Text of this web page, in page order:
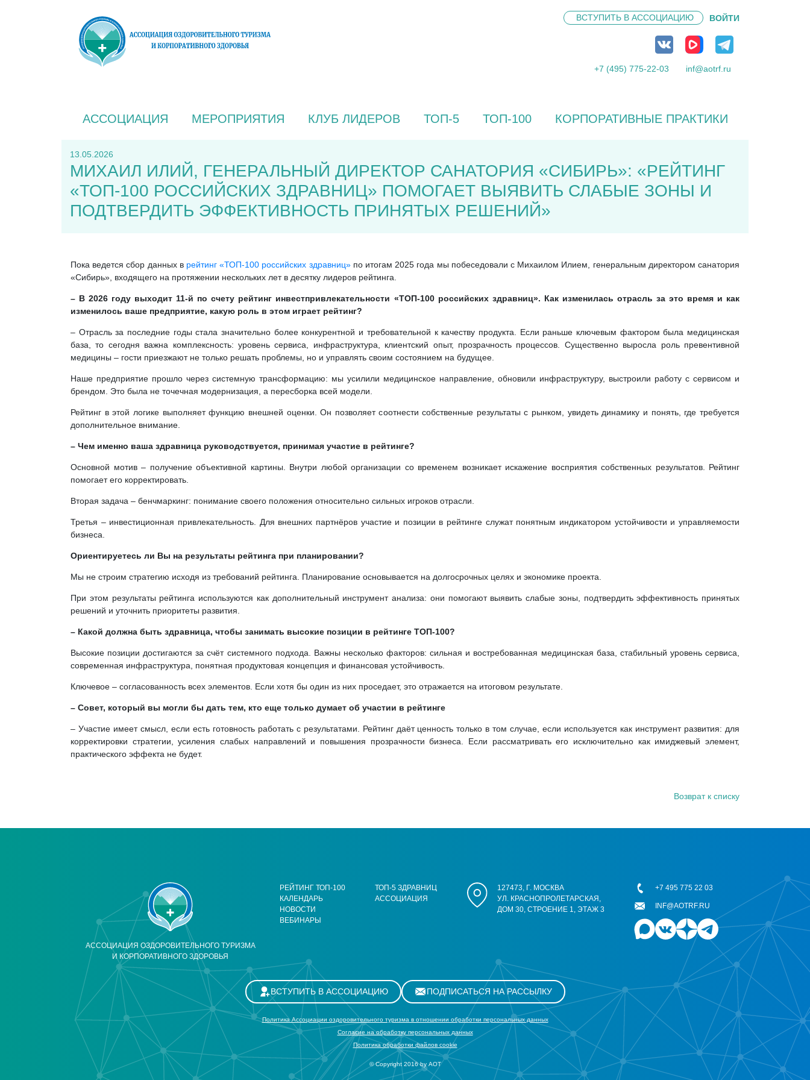
ВСТУПИТЬ В АССОЦИАЦИЮ ВОЙТИ
+7 (495) 775-22-03 inf@aotrf.ru
АССОЦИАЦИЯ МЕРОПРИЯТИЯ КЛУБ ЛИДЕРОВ ТОП-5 ТОП-100 КОРПОРАТИВНЫЕ ПРАКТИКИ
13.05.2026
МИХАИЛ ИЛИЙ, ГЕНЕРАЛЬНЫЙ ДИРЕКТОР САНАТОРИЯ «СИБИРЬ»: «РЕЙТИНГ
«ТОП-100 РОССИЙСКИХ ЗДРАВНИЦ» ПОМОГАЕТ ВЫЯВИТЬ СЛАБЫЕ ЗОНЫ И
ПОДТВЕРДИТЬ ЭФФЕКТИВНОСТЬ ПРИНЯТЫХ РЕШЕНИЙ»
Пока ведется сбор данных в рейтинг «ТОП-100 российских здравниц»по итогам 2025 года мы побеседовали с Михаилом Илием, генеральным директором санатория
«Сибирь», входящего на протяжении нескольких лет в десятку лидеров рейтинга.
– В 2026 году выходит 11-й по счету рейтинг инвестпривлекательности «ТОП-100 российских здравниц». Как изменилась отрасль за это время и как
изменилось ваше предприятие, какую роль в этом играет рейтинг?
– Отрасль за последние годы стала значительно более конкурентной и требовательной к качеству продукта. Если раньше ключевым фактором была медицинская
база, то сегодня важна комплексность: уровень сервиса, инфраструктура, клиентский опыт, прозрачность процессов. Существенно выросла роль превентивной
медицины – гости приезжают не только решать проблемы, но и управлять своим состоянием на будущее.
Наше предприятие прошло через системную трансформацию: мы усилили медицинское направление, обновили инфраструктуру, выстроили работу с сервисом и
брендом. Это была не точечная модернизация, а пересборка всей модели.
Рейтинг в этой логике выполняет функцию внешней оценки. Он позволяет соотнести собственные результаты с рынком, увидеть динамику и понять, где требуется
дополнительное внимание.
– Чем именно ваша здравница руководствуется, принимая участие в рейтинге?
Основной мотив – получение объективной картины. Внутри любой организации со временем возникает искажение восприятия собственных результатов. Рейтинг
помогает его корректировать.
Вторая задача – бенчмаркинг: понимание своего положения относительно сильных игроков отрасли.
Третья – инвестиционная привлекательность. Для внешних партнёров участие и позиции в рейтинге служат понятным индикатором устойчивости и управляемости
бизнеса.
Ориентируетесь ли Вы на результаты рейтинга при планировании?
Мы не строим стратегию исходя из требований рейтинга. Планирование основывается на долгосрочных целях и экономике проекта.
При этом результаты рейтинга используются как дополнительный инструмент анализа: они помогают выявить слабые зоны, подтвердить эффективность принятых
решений и уточнить приоритеты развития.
– Какой должна быть здравница, чтобы занимать высокие позиции в рейтинге ТОП-100?
Высокие позиции достигаются за счёт системного подхода. Важны несколько факторов: сильная и востребованная медицинская база, стабильный уровень сервиса,
современная инфраструктура, понятная продуктовая концепция и финансовая устойчивость.
Ключевое – согласованность всех элементов. Если хотя бы один из них проседает, это отражается на итоговом результате.
– Совет, который вы могли бы дать тем, кто еще только думает об участии в рейтинге
– Участие имеет смысл, если есть готовность работать с результатами. Рейтинг даёт ценность только в том случае, если используется как инструмент развития: для
корректировки стратегии, усиления слабых направлений и повышения прозрачности бизнеса. Если рассматривать его исключительно как имиджевый элемент,
практического эффекта не будет.
Возврат к списку
АССОЦИАЦИЯ ОЗДОРОВИТЕЛЬНОГО ТУРИЗМА
И КОРПОРАТИВНОГО ЗДОРОВЬЯ
РЕЙТИНГ ТОП-100
КАЛЕНДАРЬ
НОВОСТИ
ВЕБИНАРЫ
ТОП-5 ЗДРАВНИЦ
АССОЦИАЦИЯ
127473, Г. МОСКВА
УЛ. КРАСНОПРОЛЕТАРСКАЯ,
ДОМ 30, СТРОЕНИЕ 1, ЭТАЖ 3
+7 495 775 22 03
INF@AOTRF.RU
ВСТУПИТЬ В АССОЦИАЦИЮ ПОДПИСАТЬСЯ НА РАССЫЛКУ
Политика Ассоциации оздоровительного туризма в отношении обработки персональных данных
Cогласие на обработку персональных данных
Политика обработки файлов cookie
© Copyright 2016 by АОТ